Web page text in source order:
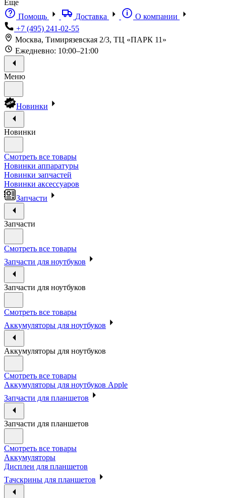
Еще
Помощь
Доставка
О компании
+7 (495) 241-02-55
Москва, Тимирязевская 2/3, ТЦ «ПАРК 11»
Ежедневно: 10:00–21:00
Меню
Новинки
Новинки
Смотреть все товары
Новинки аппаратуры
Новинки запчастей
Новинки аксессуаров
Запчасти
Запчасти
Смотреть все товары
Запчасти для ноутбуков
Запчасти для ноутбуков
Смотреть все товары
Аккумуляторы для ноутбуков
Аккумуляторы для ноутбуков
Смотреть все товары
Аккумуляторы для ноутбуков Apple
Запчасти для планшетов
Запчасти для планшетов
Смотреть все товары
Аккумуляторы
Дисплеи для планшетов
Тачскрины для планшетов